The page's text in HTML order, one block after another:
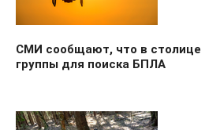
СМИ сообщают, что в
группы для поиска БПЛА